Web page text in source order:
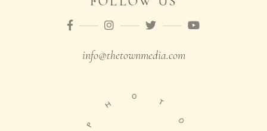
info@thetownmedia.com
P
H
O
T
O